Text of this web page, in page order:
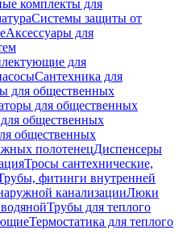
комплекты для
Системы защиты от
Аксессуары для
для
Сантехника для
для общественных
для общественных
общественных
общественных
полотенецДиспенсеры
Тросы сантехнические,
фитинги внутренней
канализацииЛюки
Трубы для теплого
Термостатика для теплого